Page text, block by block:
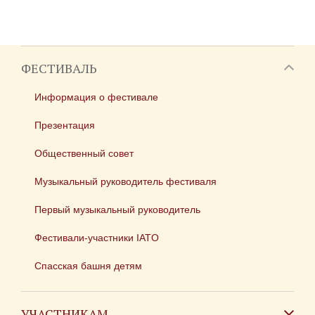
ФЕСТИВАЛЬ
Информация о фестивале
Презентация
Общественный совет
Музыкальный руководитель фестиваля
Первый музыкальный руководитель
Фестивали-участники IATO
Спасская башня детям